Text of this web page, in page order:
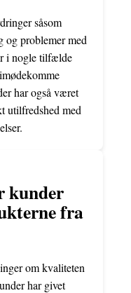
såsom
og problemer med
i nogle tilfælde
har også været
utilfredshed med
kunder
fra
om kvaliteten
har givet